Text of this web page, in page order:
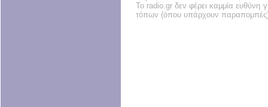
Το radio.gr δεν φέρει καμμία ευθύνη
τόπων (όπου υπάρχουν